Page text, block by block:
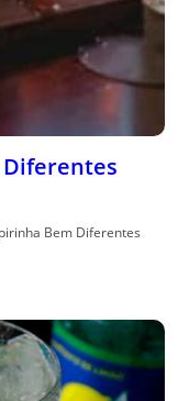
Diferentes
Bem Diferentes